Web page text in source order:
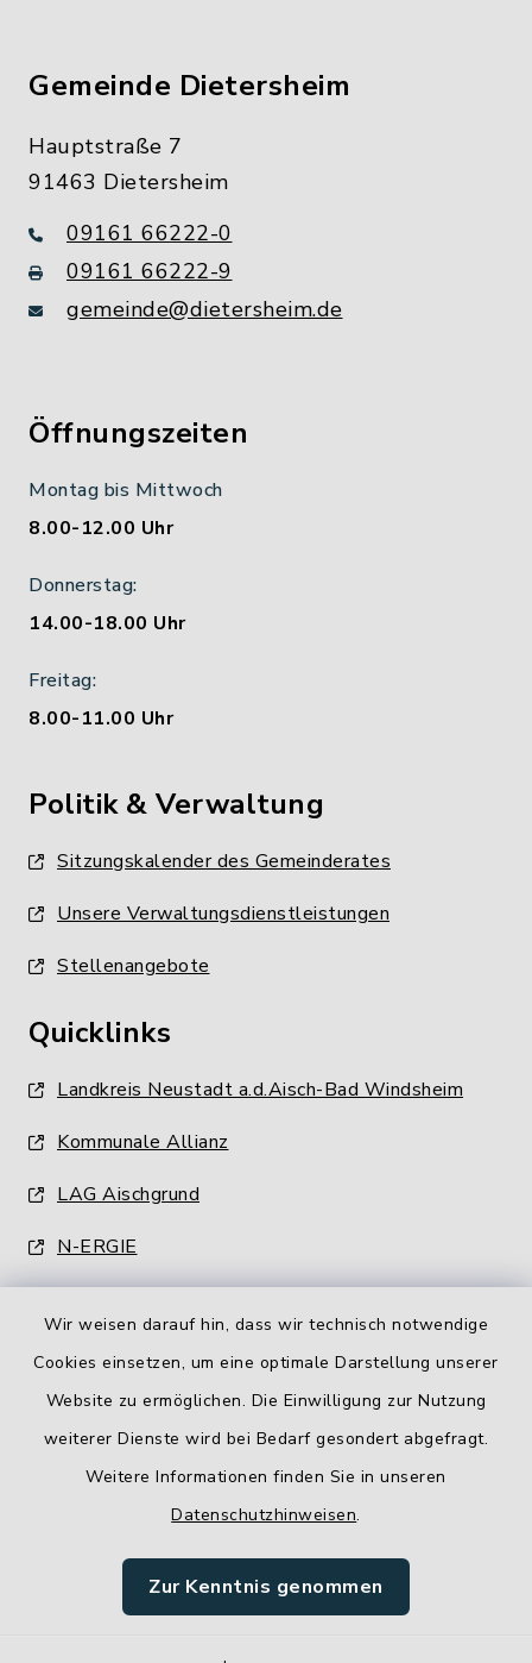
Wir weisen darauf hin, dass wir technisch notwendige
Cookies einsetzen, um eine optimale Darstellung unserer
Website zu ermöglichen. Die Einwilligung zur Nutzung
weiterer Dienste wird bei Bedarf gesondert abgefragt.
Weitere Informationen finden Sie in unseren
Datenschutzhinweisen.
Zur Kenntnis genommen
Gemeinde Dietersheim
Hauptstraße 7
91463 Dietersheim
09161 66222-0
09161 66222-9
gemeinde@dietersheim.de
Öffnungszeiten
Montag bis Mittwoch
8.00-12.00 Uhr
Donnerstag:
14.00-18.00 Uhr
Freitag:
8.00-11.00 Uhr
Politik & Verwaltung
Sitzungskalender des Gemeinderates
Unsere Verwaltungsdienstleistungen
Stellenangebote
Quicklinks
Landkreis Neustadt a.d.Aisch-Bad Windsheim
Kommunale Allianz
LAG Aischgrund
N-ERGIE
Barrierefreiheit
Impressum